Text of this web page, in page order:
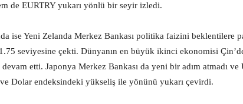
de EURTRY yukarı yönlü bir seyir izledi.
ise Yeni Zelanda Merkez Bankası politika faizini beklentilere
seviyesine çekti. Dünyanın en büyük ikinci ekonomisi
devam etti. Japonya Merkez Bankası da yeni bir adım atmadı
Dolar endeksindeki yükseliş ile yönünü yukarı çevirdi.